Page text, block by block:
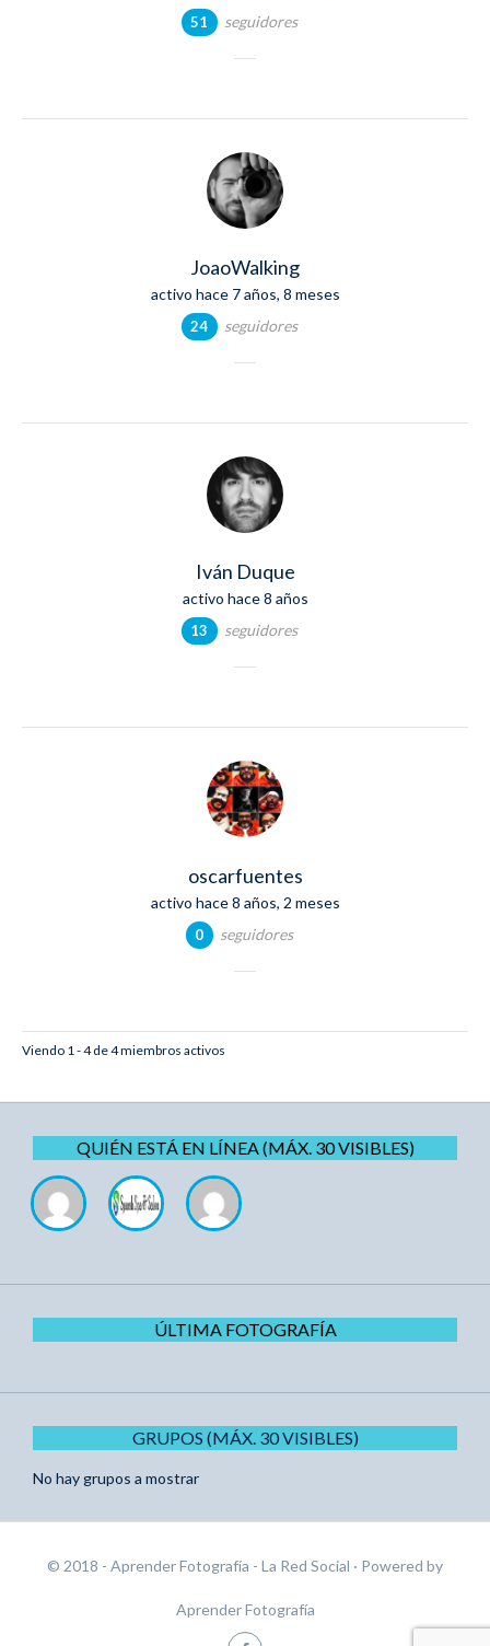
51 seguidores
JoaoWalking
activo hace 7 años, 8 meses
24 seguidores
Iván Duque
activo hace 8 años
13 seguidores
oscarfuentes
activo hace 8 años, 2 meses
0 seguidores
Viendo 1 - 4 de 4 miembros activos
QUIÉN ESTÁ EN LÍNEA (MÁX. 30 VISIBLES)
ÚLTIMA FOTOGRAFÍA
GRUPOS (MÁX. 30 VISIBLES)
No hay grupos a mostrar
© 2018 - Aprender Fotografía - La Red Social · Powered by
Aprender Fotografía